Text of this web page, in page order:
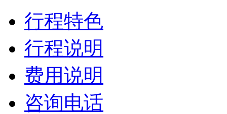
行程特色
行程说明
费用说明
咨询电话